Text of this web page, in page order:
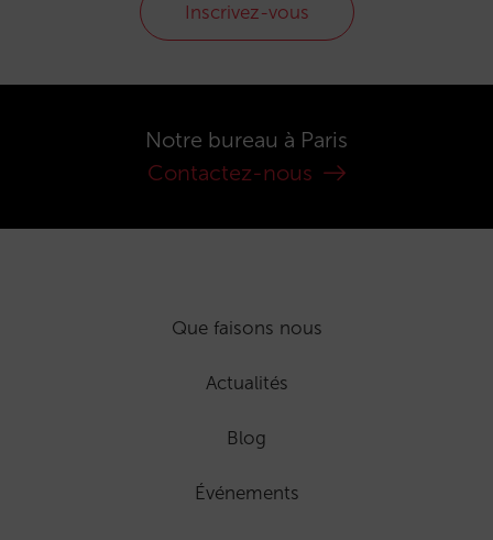
Inscrivez-vous
Notre bureau à Paris
Contactez-nous
Que faisons nous
Actualités
Blog
Événements